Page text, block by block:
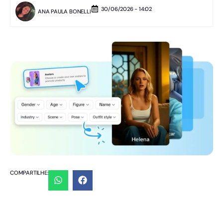
ANA PAULA BONELLI 30/06/2026 - 14:02
COMPARTILHE: